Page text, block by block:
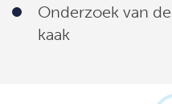
Onderzoek van
kaak